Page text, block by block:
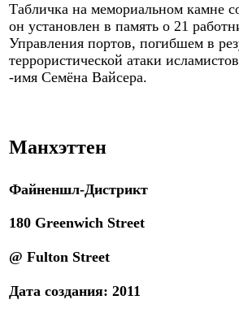
Табличка на мемориальном камне
он установлен в память о 21
Управления портов, погибшем в
террористической атаки
-имя Семёна Вайсера.
Манхэттен
Файненшл-Дистрикт
180 Greenwich Street
@ Fulton Street
Дата создания: 2011